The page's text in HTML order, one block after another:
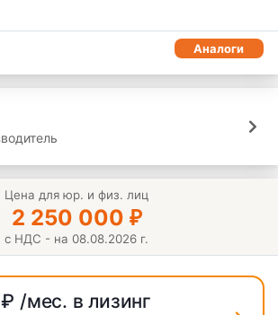
Аналоги
Цена для юр. и физ. лиц
2 250 000 ₽
с НДС - на 08.08.2026 г.
₽ /мес. в лизинг